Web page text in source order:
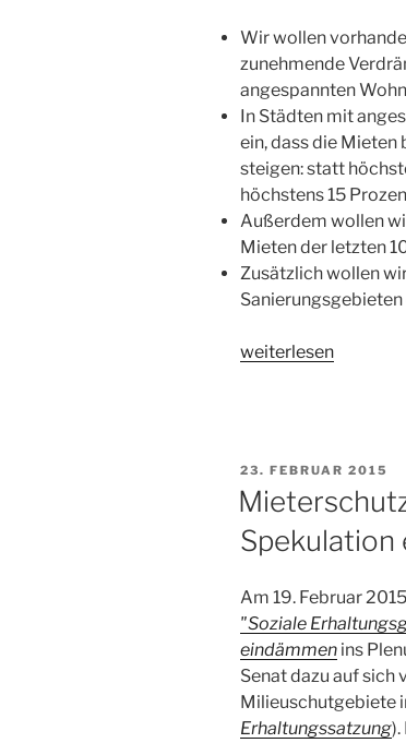
Wir wollen
zunehmende
angespannten
In Städten mit
ein, dass die
steigen: statt
höchstens 15
Außerdem wollen
Mieten der letzten
Zusätzlich wollen
„Gerechtigkeit
Grüner
BDK-
Beschluss
aus
Münster“
weiterlesen
VERÖFFENTLICHT
23. FEBRUAR 2015
Spekulation
Am 19. Februar
"Soziale
eindämmen ins
Senat dazu auf sich
Milieuschutgebiete
Erhaltungssatzung